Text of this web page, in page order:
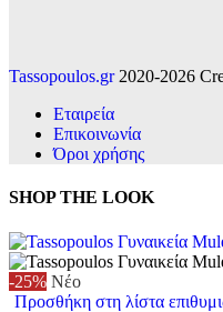
Tassopoulos.gr2020-2026
Εταιρεία
Επικοινωνία
Όροι χρήσης
SHOP THE LOOK
-25% Νέο
Προσθήκη στη λίστα